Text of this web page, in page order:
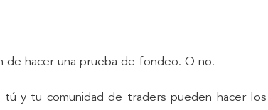
hacer una prueba de fondeo. O no.
y tu comunidad de traders pueden hacer los